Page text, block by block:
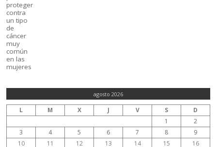
agosto 2026
L M X J V S
D
1
2
3
4 5 6 7 8
9
10
11 12 13 14 15 16